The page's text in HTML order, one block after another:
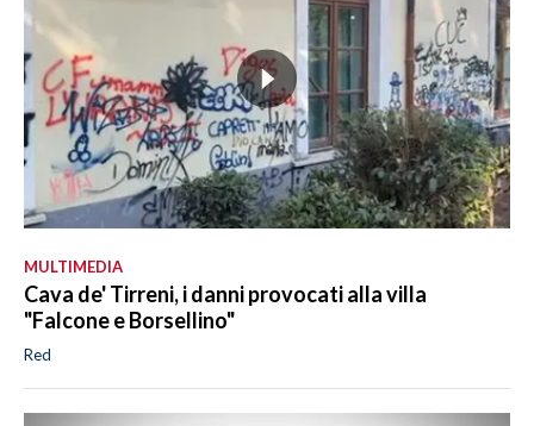
MULTIMEDIA
Cava de' Tirreni, i danni provocati alla villa
"Falcone e Borsellino"
Red